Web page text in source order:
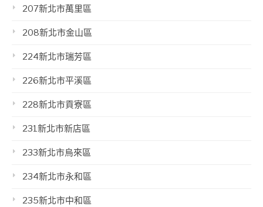
207新北市萬里區
208新北市金山區
224新北市瑞芳區
226新北市平溪區
228新北市貢寮區
231新北市新店區
233新北市烏來區
234新北市永和區
235新北市中和區